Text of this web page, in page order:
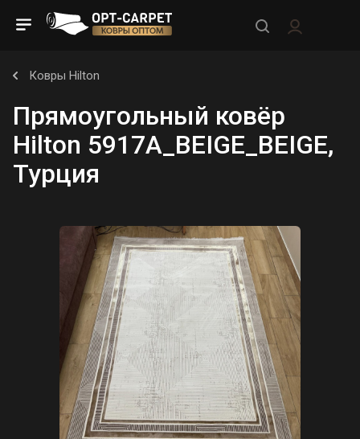
Ковры Hilton
Прямоугольный ковёр
Hilton 5917A_BEIGE_BEIGE,
Турция